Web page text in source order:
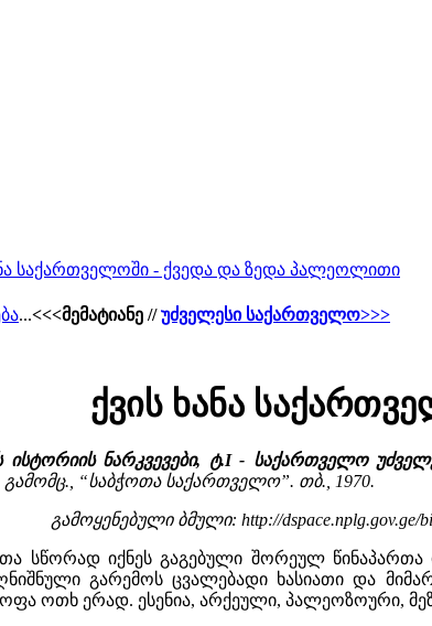
საქართველოში - ქვედა და ზედა პალეოლითი
...<<<მემატიანე // უძველესი საქართველო>>>
ქვის ხანა
ნარკვევები, ტ.I - საქართველო
“საბჭოთა საქართველო”. თბ., 1970.
გამოყენებული ბმული: http://dspace.nplg.gov.ge/
სწორად იქნეს გაგებული შორეულ წინაპართა
გარემოს ცვალებადი ხასიათი და
ოთხ ერად. ესენია, არქეული, პალეოზოური,